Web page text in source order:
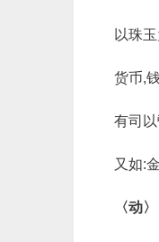
以珠
货币,
有司
又如:
〈动〉